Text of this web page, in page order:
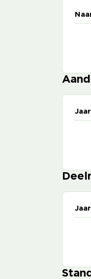
Jaar
Jaar